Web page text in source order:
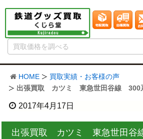
HOME
買取実績・お客様の声
出張買取 カツミ 東急世田谷線
2017年4月17日
出張買取 カツミ 東急世田